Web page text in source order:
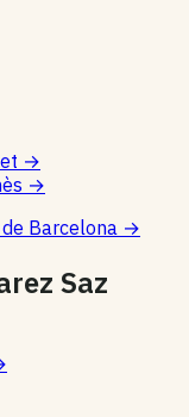
→
→
Barcelona →
Saz